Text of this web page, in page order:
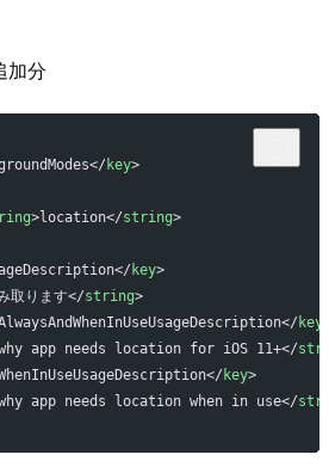
加分
key>
>location</string>
key>
取ります</string>
key
why app needs location for iOS 11+</
key>
why app needs location when in use</